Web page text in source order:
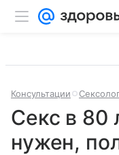
Консультации
Секс в 80
нужен,